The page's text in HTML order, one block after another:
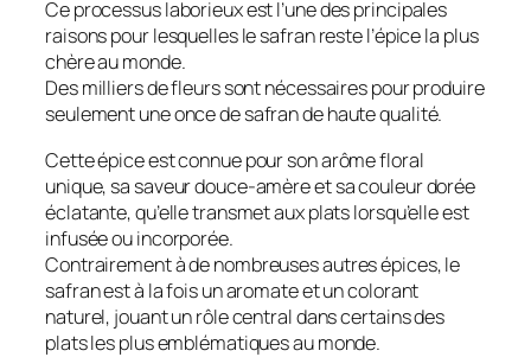
Ce processus laborieux est l’une des principales
raisons pour lesquelles le safran reste l’épice la plus
chère au monde.
Des milliers de fleurs sont nécessaires pour produire
seulement une once de safran de haute qualité.
Cette épice est connue pour son arôme floral
unique, sa saveur douce-amère et sa couleur dorée
éclatante, qu’elle transmet aux plats lorsqu’elle est
infusée ou incorporée.
Contrairement à de nombreuses autres épices, le
safran est à la fois un aromate et un colorant
naturel, jouant un rôle central dans certains des
plats les plus emblématiques au monde.